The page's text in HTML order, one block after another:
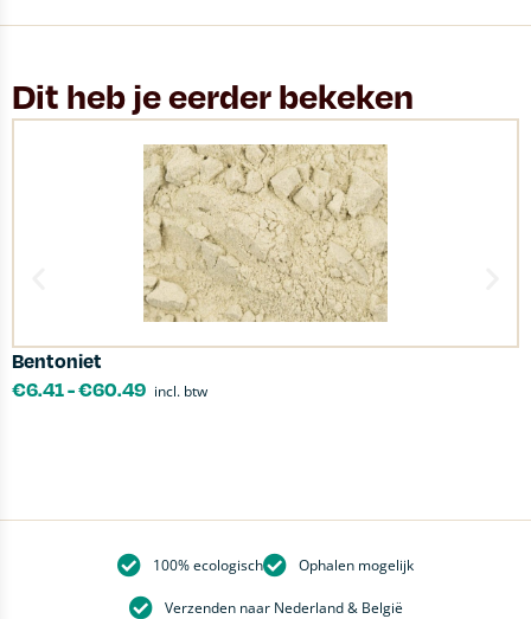
Dit heb je eerder bekeken
Bentoniet
€6.41-€60.49 incl. btw
100% ecologisch Ophalen mogelijk
Verzenden naar Nederland & België